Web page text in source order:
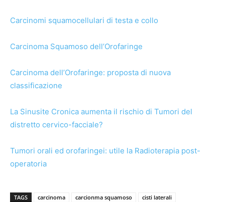
Carcinomi squamocellulari di testa e collo
Carcinoma Squamoso dell’Orofaringe
Carcinoma dell’Orofaringe: proposta di nuova
classificazione
La Sinusite Cronica aumenta il rischio di Tumori del
distretto cervico-facciale?
Tumori orali ed orofaringei: utile la Radioterapia post-
operatoria
TAGS carcinoma carcionma squamoso
cisti laterali